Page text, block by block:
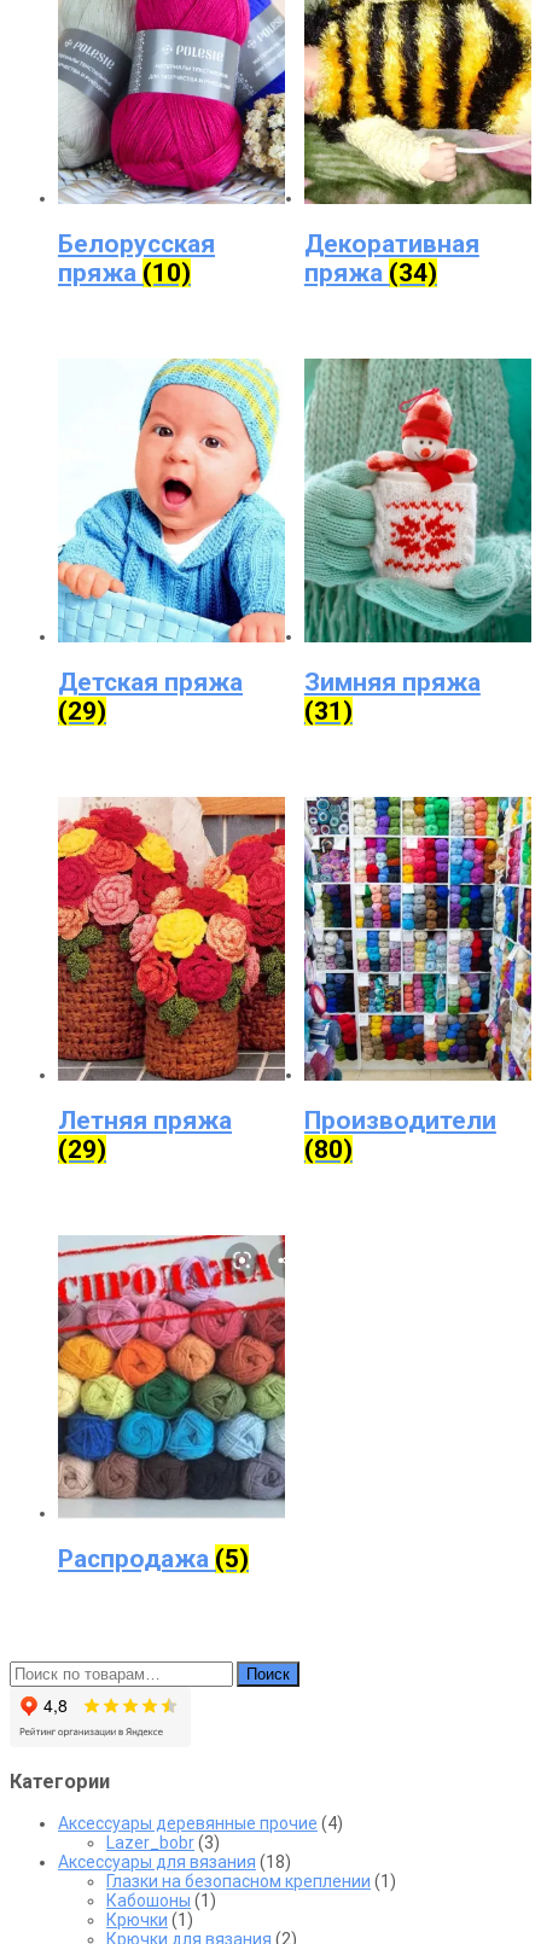
Белорусская
пряжа (10)
Декоративная
пряжа (34)
Детская пряжа
(29)
Зимняя пряжа
(31)
Летняя пряжа
(29)
Производители
(80)
Распродажа (5)
Искать: Поиск
Категории
Аксессуары деревянные прочие (4)
Lazer_bobr(3)
Аксессуары для вязания (18)
Глазки на безопасном креплении (1)
Кабошоны (1)
Крючки (1)
Крючки для вязания (2)